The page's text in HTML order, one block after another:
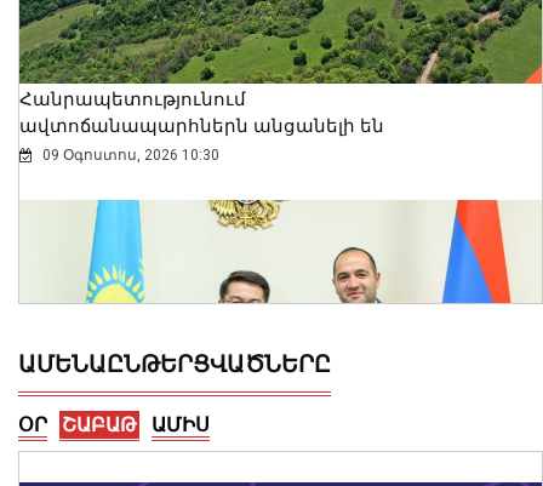
Հանրապետությունում
ավտոճանապարհներն անցանելի են
09 Օգոստոս, 2026 10:30
ԱՄԵՆԱԸՆԹԵՐՑՎԱԾՆԵՐԸ
ՕՐ ՇԱԲԱԹ ԱՄԻՍ